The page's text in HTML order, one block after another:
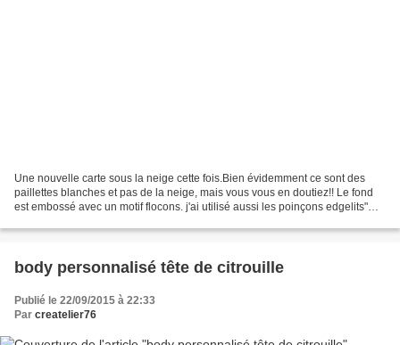
Une nouvelle carte sous la neige cette fois.Bien évidemment ce sont des
paillettes blanches et pas de la neige, mais vous vous en doutiez!! Le fond
est embossé avec un motif flocons. j'ai utilisé aussi les poinçons edgelits"
body personnalisé tête de citrouille
Publié le 22/09/2015 à 22:33
Par createlier76